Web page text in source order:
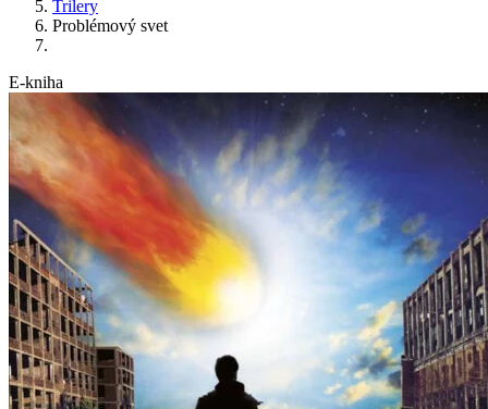
Trilery
Problémový svet
E-kniha